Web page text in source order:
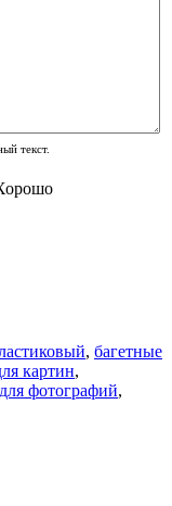
текст.
, багетные
картин,
фотографий,